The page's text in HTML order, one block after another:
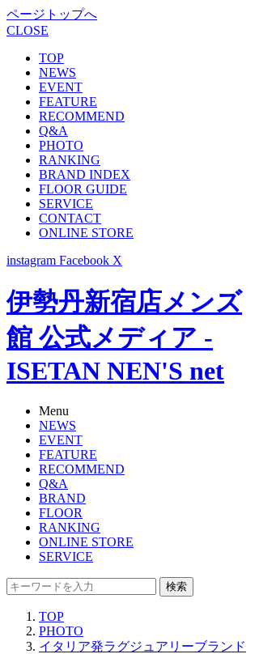
ページトップへ
CLOSE
TOP
NEWS
EVENT
FEATURE
RECOMMEND
Q&A
PHOTO
RANKING
BRAND INDEX
FLOOR GUIDE
SERVICE
CONTACT
ONLINE STORE
instagram Facebook X
伊勢丹新宿店メンズ
館 公式メディア -
ISETAN NEN'S net
Menu
NEWS
EVENT
FEATURE
RECOMMEND
Q&A
BRAND
FLOOR
RANKING
ONLINE STORE
SERVICE
検索
TOP
PHOTO
イタリア発ラグジュアリーブランド